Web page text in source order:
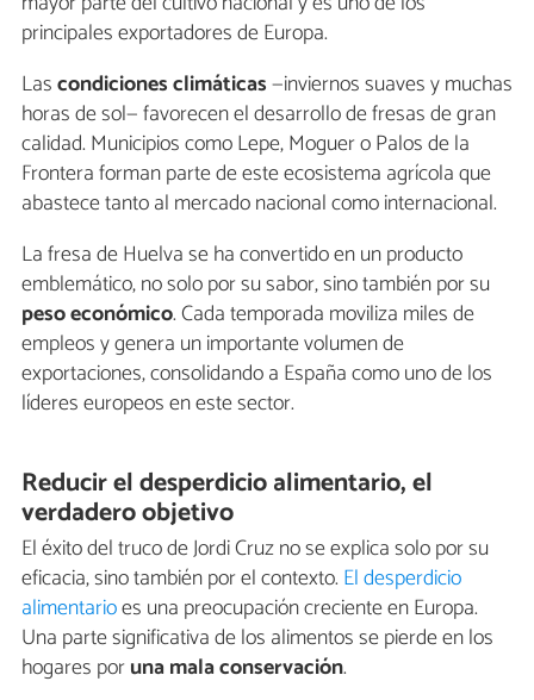
principales exportadores de Europa.
Lascondiciones climáticas—inviernos suaves y muchas
horas de sol— favorecen el desarrollo de fresas de gran
calidad. Municipios como Lepe, Moguer o Palos de la
Frontera forman parte de este ecosistema agrícola que
abastece tanto al mercado nacional como internacional.
La fresa de Huelva se ha convertido en un producto
emblemático, no solo por su sabor, sino también por su
peso económico. Cada temporada moviliza miles de
empleos y genera un importante volumen de
exportaciones, consolidando a España como uno de los
líderes europeos en este sector.
Reducir el desperdicio alimentario, el
verdadero objetivo
El éxito del truco de Jordi Cruz no se explica solo por su
eficacia, sino también por el contexto. El desperdicio
alimentarioes una preocupación creciente en Europa.
Una parte significativa de los alimentos se pierde en los
hogares poruna mala conservación.